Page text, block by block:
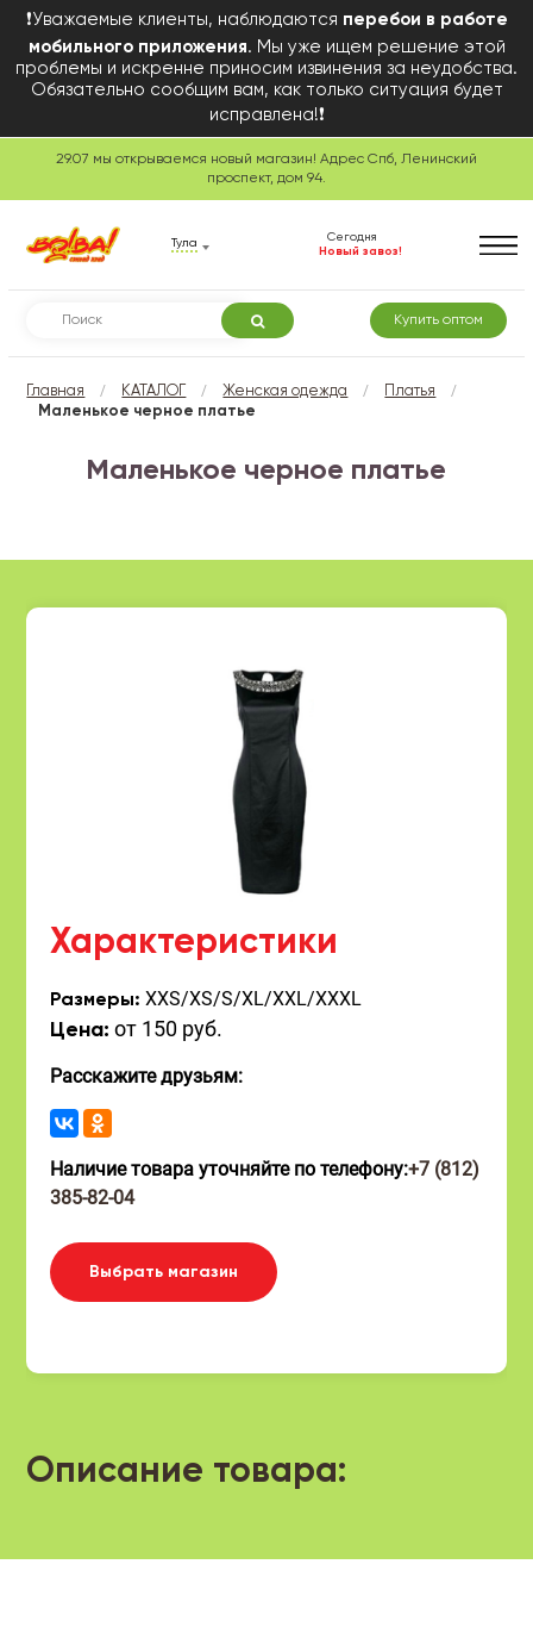
❗Уважаемые клиенты, наблюдаются перебои в работе
мобильного приложения. Мы уже ищем решение этой
проблемы и искренне приносим извинения за неудобства.
Обязательно сообщим вам, как только ситуация будет
исправлена!❗
29.07 мы открываемся новый магазин! Адрес Спб, Ленинский
проспект, дом 94.
Тула
Сегодня
Новый завоз!
Купить оптом
Главная / КАТАЛОГ / Женская одежда / Платья /
Маленькое черное платье
Маленькое черное платье
Характеристики
Размеры:XXS/XS/S/XL/XXL/XXXL
Цена: от 150 руб.
Расскажите друзьям:
Наличие товара уточняйте по телефону:+7 (812)
385-82-04
Выбрать магазин
Описание товара: